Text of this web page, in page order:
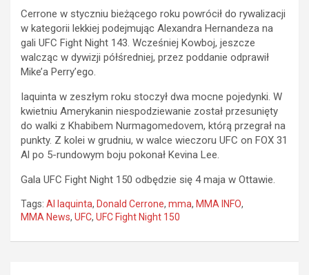
Cerrone w styczniu bieżącego roku powrócił do rywalizacji
w kategorii lekkiej podejmując Alexandra Hernandeza na
gali UFC Fight Night 143. Wcześniej Kowboj, jeszcze
walcząc w dywizji półśredniej, przez poddanie odprawił
Mike’a Perry’ego.
Iaquinta w zeszłym roku stoczył dwa mocne pojedynki. W
kwietniu Amerykanin niespodziewanie został przesunięty
do walki z Khabibem Nurmagomedovem, którą przegrał na
punkty. Z kolei w grudniu, w walce wieczoru UFC on FOX 31
Al po 5-rundowym boju pokonał Kevina Lee.
Gala UFC Fight Night 150 odbędzie się 4 maja w Ottawie.
Tags: Al Iaquinta, Donald Cerrone, mma, MMA INFO,
MMA News, UFC, UFC Fight Night 150